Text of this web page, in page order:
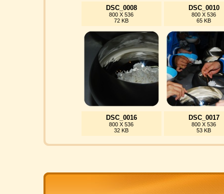
DSC_0008
800 X 536
72 KB
DSC_0010
800 X 536
65 KB
DSC_0016
800 X 536
32 KB
DSC_0017
800 X 536
53 KB